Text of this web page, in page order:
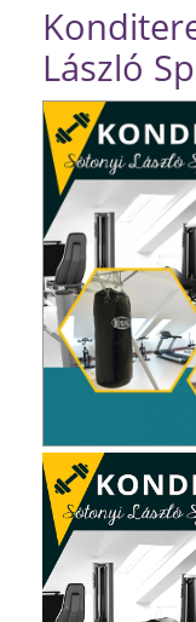
László